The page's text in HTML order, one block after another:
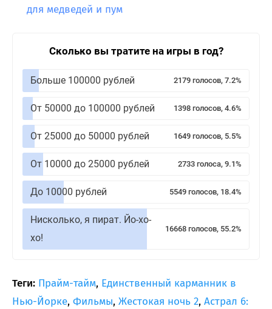
для медведей и пум
Сколько вы тратите на игры в год?
Больше 100000 рублей 2179 голосов, 7.2%
От 50000 до 100000 рублей 1398 голосов, 4.6%
От 25000 до 50000 рублей 1649 голосов, 5.5%
От 10000 до 25000 рублей 2733 голоса, 9.1%
До 10000 рублей 5549 голосов, 18.4%
Нисколько, я пират. Йо-хо-
хо!
16668 голосов, 55.2%
Теги: Прайм-тайм, Единственный карманник в
Нью-Йорке, Фильмы, Жестокая ночь 2, Астрал 6: